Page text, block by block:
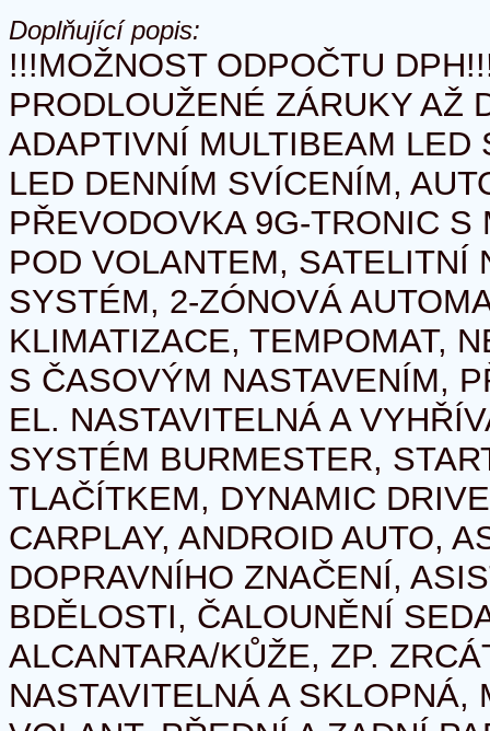
Doplňující popis:
!!!MOŽNOST ODPOČTU
PRODLOUŽENÉ ZÁRUKY AŽ
ADAPTIVNÍ MULTIBEAM LED
LED DENNÍM SVÍCENÍM,
PŘEVODOVKA 9G-TRONIC S
POD VOLANTEM, SATELITNÍ
SYSTÉM, 2-ZÓNOVÁ
KLIMATIZACE, TEMPOMAT,
S ČASOVÝM NASTAVENÍM,
EL. NASTAVITELNÁ A
SYSTÉM BURMESTER,
TLAČÍTKEM, DYNAMIC
CARPLAY, ANDROID AUTO,
DOPRAVNÍHO ZNAČENÍ,
BDĚLOSTI, ČALOUNĚNÍ
ALCANTARA/KŮŽE, ZP.
NASTAVITELNÁ A SKLOPNÁ,